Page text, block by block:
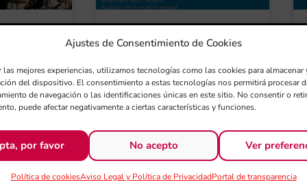
Ajustes de Consentimiento de Cookies
las mejores experiencias, utilizamos tecnologías como las cookies para almacenar
del dispositivo. El consentimiento a estas tecnologías nos permitirá procesar
de navegación o las identificaciones únicas en este sitio. No consentir o
puede afectar negativamente a ciertas características y funciones.
por favor No acepto Ver
Política de cookiesAviso Legal y Política de PrivacidadPortal de transparencia
FSMCV
edició
de
de
la
i
(IVC)
La quarta edició del ‘Cicle
d’Orquestres’ oferirà deu
recitals en la Comunitat
Valenciana
d’Orquestres de la Comunitat
Valenciana’, patrocinat per l’entitat
la